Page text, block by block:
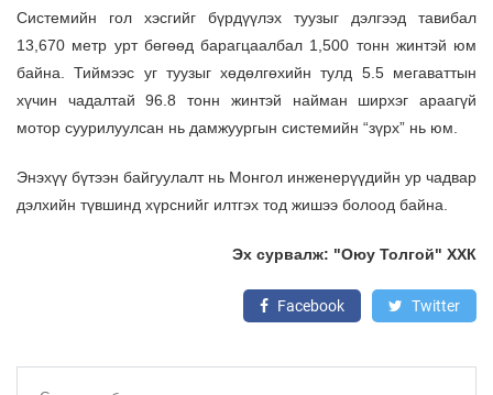
Системийн гол хэсгийг бүрдүүлэх туузыг дэлгээд тавибал
13,670 метр урт бөгөөд барагцаалбал 1,500 тонн жинтэй юм
байна. Тиймээс уг туузыг хөдөлгөхийн тулд 5.5 мегаваттын
хүчин чадалтай 96.8 тонн жинтэй найман ширхэг араагүй
мотор суурилуулсан нь дамжуургын системийн “зүрх” нь юм.
Энэхүү бүтээн байгуулалт нь Монгол инженерүүдийн ур чадвар
дэлхийн түвшинд хүрснийг илтгэх тод жишээ болоод байна.
Эх сурвалж: "Оюу Толгой" ХХК
Facebook Twitter